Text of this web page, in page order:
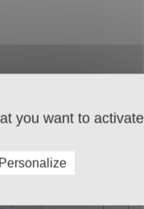
you want to activate
Personalize